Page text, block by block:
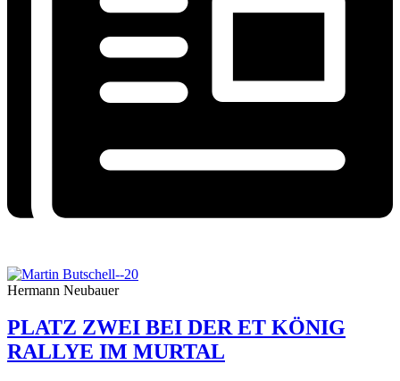
Hermann Neubauer
PLATZ ZWEI BEI DER ET KÖNIG
RALLYE IM MURTAL